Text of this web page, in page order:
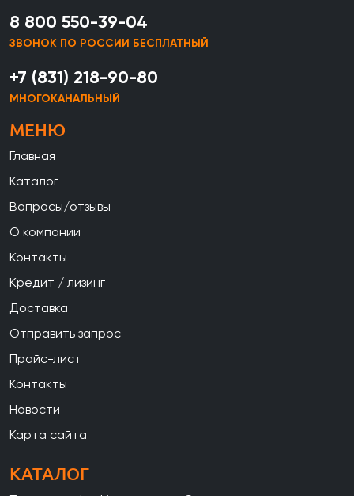
8 800 550-39-04
ЗВОНОК ПО РОССИИ БЕСПЛАТНЫЙ
+7 (831) 218-90-80
МНОГОКАНАЛЬНЫЙ
МЕНЮ
Главная
Каталог
Вопросы/отзывы
О компании
Контакты
Кредит / лизинг
Доставка
Отправить запрос
Прайс-лист
Контакты
Новости
Карта сайта
КАТАЛОГ